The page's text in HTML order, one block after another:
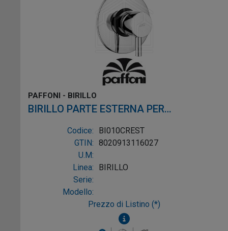
PAFFONI - BIRILLO
BIRILLO PARTE ESTERNA PER
MISCELATORE DOCCIA BI010CR CROMO
Codice:
BI010CREST
GTIN: 8020913116027
U.M:
Linea:
BIRILLO
Serie:
Modello:
Prezzo di Listino (*)